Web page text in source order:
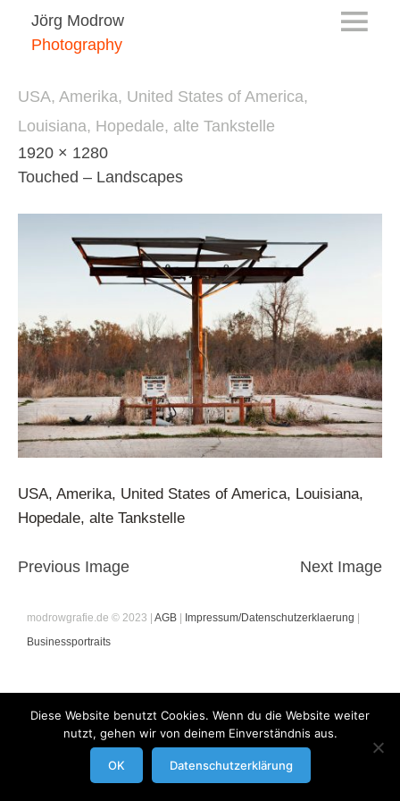
Jörg Modrow
Photography
USA, Amerika, United States of America,
Louisiana, Hopedale, alte Tankstelle
1920 × 1280
Touched – Landscapes
USA, Amerika, United States of America, Louisiana,
Hopedale, alte Tankstelle
Previous Image Next Image
modrowgrafie.de © 2023 | AGB| Impressum/Datenschutzerklaerung
Businessportraits
Diese Website benutzt Cookies. Wenn du die Website weiter
nutzt, gehen wir von deinem Einverständnis aus.
OK Datenschutzerklärung